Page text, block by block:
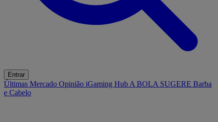
Entrar
Últimas Mercado Opinião iGaming Hub A BOLA SUGERE Barba
e Cabelo